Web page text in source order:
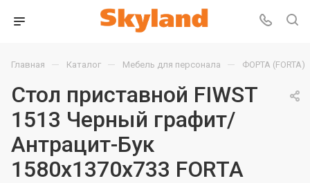
Главная — Каталог — Мебель для персонала — ФОРТА (FORTA)
Стол приставной FIWST
1513 Черный графит/
Антрацит-Бук
1580х1370х733 FORTA